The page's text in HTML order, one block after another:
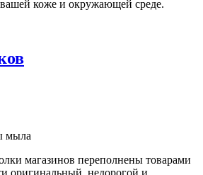
вашей коже и окружающей среде.
магазинов переполнены товарами